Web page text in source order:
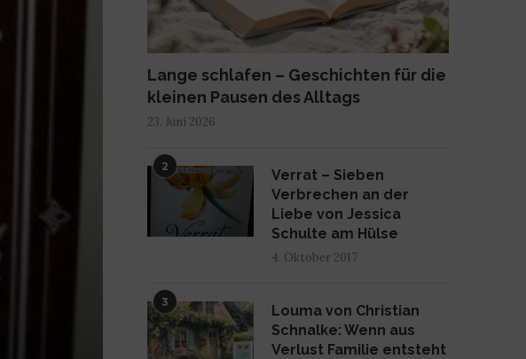
Lange schlafen – Geschichten für die
kleinen Pausen des Alltags
23. Juni 2026
2
Verrat – Sieben
Verbrechen an der
Liebe von Jessica
Schulte am Hülse
4. Oktober 2017
3
Louma von Christian
Schnalke: Wenn aus
Verlust Familie entsteht